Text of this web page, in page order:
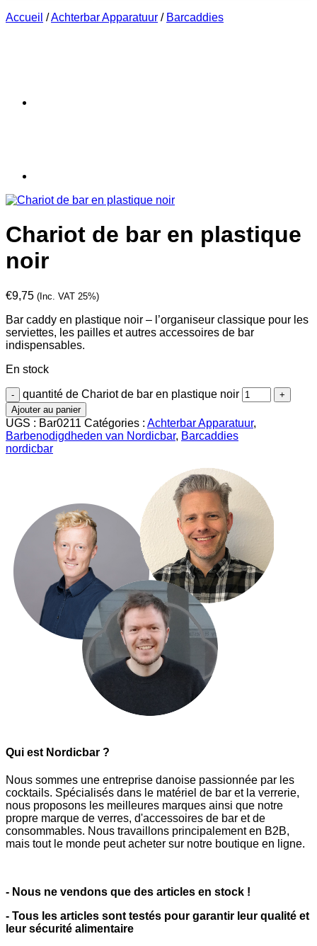
Accueil /Achterbar Apparatuur / Barcaddies
Chariot de bar en plastique
noir
€9,75 (Inc. VAT 25%)
Bar caddy en plastique noir – l’organiseur classique pour les
serviettes, les pailles et autres accessoires de bar
indispensables.
En stock
quantité de Chariot de bar en plastique noir
Ajouter au panier
UGS : Bar0211 Catégories : Achterbar Apparatuur,
Barbenodigdheden van Nordicbar, Barcaddies
nordicbar
Qui est Nordicbar ?
Nous sommes une entreprise danoise passionnée par les
cocktails. Spécialisés dans le matériel de bar et la verrerie,
nous proposons les meilleures marques ainsi que notre
propre marque de verres, d'accessoires de bar et de
consommables. Nous travaillons principalement en B2B,
mais tout le monde peut acheter sur notre boutique en ligne.
- Nous ne vendons que des articles en stock !
- Tous les articles sont testés pour garantir leur qualité et
leur sécurité alimentaire